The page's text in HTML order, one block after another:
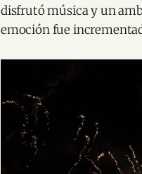
disfrutó música y un
emoción fue